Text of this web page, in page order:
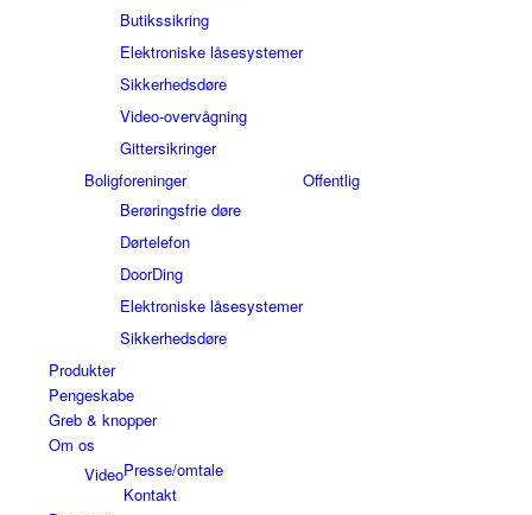
Butikssikring
Elektroniske låsesystemer
Sikkerhedsdøre
Video-overvågning
Gittersikringer
Boligforeninger
Berøringsfrie døre
Dørtelefon
DoorDing
Elektroniske låsesystemer
Sikkerhedsdøre
Offentlig
Produkter
Pengeskabe
Greb & knopper
Om os
Presse/omtale
Video
Kontakt